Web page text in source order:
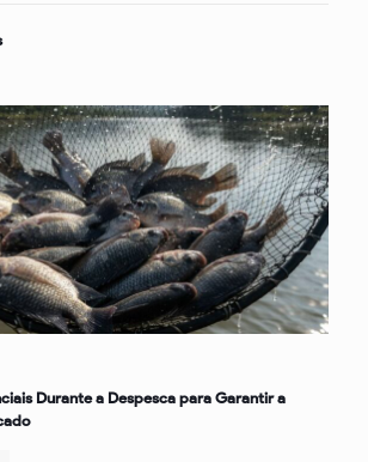
Durante a Despesca para Garantir a